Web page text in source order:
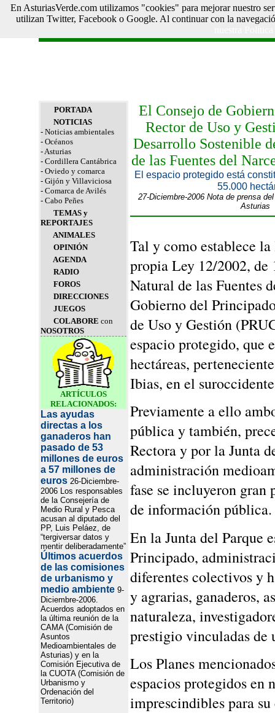
Asturias Verde
PORTADA
NOTICIAS
- Noticias ambientales
- Océanos
- Asturias
- Cordillera Cantábrica
- Oviedo y comarca
- Gijón y Villaviciosa
- Comarca de Avilés
- Cabo Peñes
TEMAS y
REPORTAJES
ANIMALES
OPINIÓN
AGENDA
RADIO
FOROS
DIRECCIONES
JUEGOS
COLABORE con
NOSOTROS
ARTÍCULOS
RELACIONADOS:
Las ayudas
directas a los
ganaderos han
pasado de 53
millones de euros
a 57 millones de
euros 26-Diciembre-
2006 Los responsables
de la Consejería de
Medio Rural y Pesca
acusan al diputado del
PP, Luis Peláez, de
“tergiversar datos y
mentir deliberadamente”
Últimos acuerdos
de las comisiones
de urbanismo y
medio ambiente 9-
Diciembre-2006.
Acuerdos adoptados en
la última reunión de la
CAMA (Comisión de
Asuntos
Medioambientales de
Asturias) y en la
Comisión Ejecutiva de
la CUOTA (Comisión de
Urbanismo y
Ordenación del
Territorio)
El Consejo de
Rector de Uso y
Desarrollo Sostenible
de las Fuentes del
El espacio protegido está
55.000
27-Diciembre-2006 Nota de prensa
Asturias
Tal y como establece
propia Ley 12/2002, de
Natural de las Fuentes
Gobierno del
de Uso y Gestión
espacio protegido, que
hectáreas,
Ibias, en el
Previamente a ello
pública y también,
Rectora y por la Junta
administración
fase se incluyeron gran
de información pública.
En la Junta del Parque
Principado,
diferentes colectivos y
y agrarias, ganaderos,
naturaleza,
prestigio vinculadas de
Los Planes
espacios protegidos en
imprescindibles para
En AsturiasVerde.com utilizamos "cookies" para mejorar nuestro
utilizan Twitter, Facebook o Google. Al continuar con la